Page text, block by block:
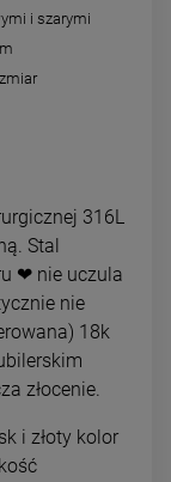
i szarymi
316L
Stal
❤ nie uczula
nie
18k
złocenie.
i złoty kolor